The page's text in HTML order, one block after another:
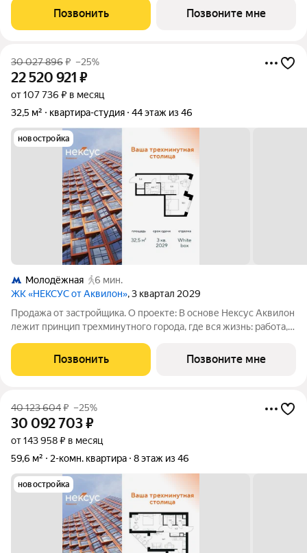
шаговой доступности. Он не просто экономит время, а
кардинально
Позвонить Позвоните мне
30 027 896₽ –25%
22 520 921 ₽
от 107 736 ₽ в месяц
32,5 м²
квартира-студия 44 этаж из 46
новостройка
Молодёжная
6 мин.
ЖК «НЕКСУС от Аквилон», 3 квартал 2029
Продажа от застройщика. О проекте: В основе Нексус Аквилон
лежит принцип трехминутного города, где вся жизнь: работа,
шаговой доступности. Он не просто экономит время, а
кардинально
Позвонить Позвоните мне
40 123 604₽ –25%
30 092 703₽
от 143 958 ₽ в месяц
59,6 м²
2-комн. квартира 8 этаж из 46
новостройка